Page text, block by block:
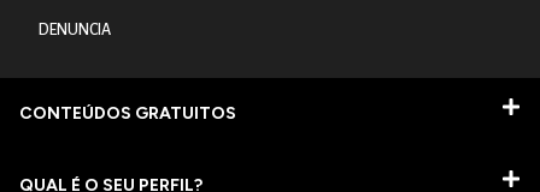
DENUNCIA
CONTEÚDOS GRATUITOS
QUAL É O SEU PERFIL?